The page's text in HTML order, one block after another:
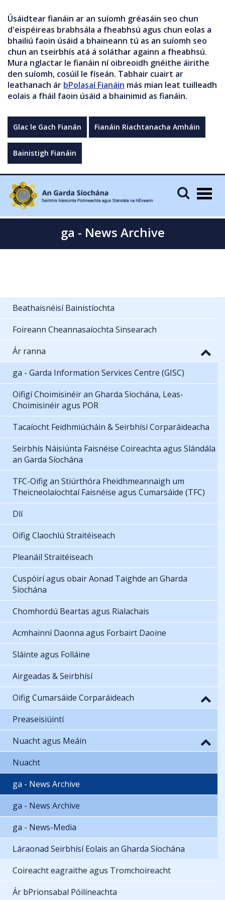
Úsáidtear fianáin ar an suíomh gréasáin seo chun
d'eispéireas brabhsála a fheabhsú agus chun eolas a
bhailiú faoin úsáid a bhaineann tú as an suíomh seo
chun an tseirbhís atá á soláthar againn a fheabhsú.
Mura nglactar le fianáin ní oibreoidh gnéithe áirithe
den suíomh, cosúil le físeán. Tabhair cuairt ar
leathanach ár bPolasaí Fianáin más mian leat tuilleadh
eolais a fháil faoin úsáid a bhainimid as fianáin.
Glac le Gach Fianán Fianáin Riachtanacha Amháin
Bainistigh Fianáin
ga - News Archive
Beathaisnéisí Bainistíochta
Foireann Cheannasaíochta Sinsearach
Ár ranna
ga - Garda Information Services Centre (GISC)
Oifigí Choimisinéir an Gharda Síochána, Leas-
Choimisinéir agus POR
Tacaíocht Feidhmiúcháin & Seirbhísí Corparáideacha
Seirbhís Náisiúnta Faisnéise Coireachta agus Slándála
an Garda Síochána
TFC-Oifig an Stiúrthóra Fheidhmeannaigh um
Theicneolaíochtaí Faisnéise agus Cumarsáide (TFC)
Dlí
Oifig Claochlú Straitéiseach
Pleanáil Straitéiseach
Cuspóirí agus obair Aonad Taighde an Gharda
Síochána
Chomhordú Beartas agus Rialachais
Acmhainní Daonna agus Forbairt Daoine
Sláinte agus Folláine
Airgeadas & Seirbhísí
Oifig Cumarsáide Corparáideach
Preaseisiúintí
Nuacht agus Meáin
Nuacht
ga - News Archive
ga - News Archive
ga - News-Media
Láraonad Seirbhísí Eolais an Gharda Síochána
Coireacht eagraithe agus Tromchoireacht
Ár bPrionsabal Póilíneachta